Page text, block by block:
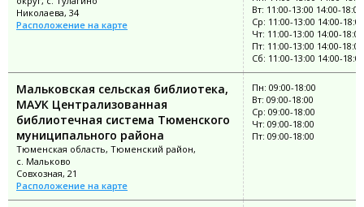
Николаева, 34
Расположение на карте
Вт: 11:00-13:00 14:00-18:00
Ср: 11:00-13:00 14:00-18:00
Чт: 11:00-13:00 14:00-18:00
Пт: 11:00-13:00 14:00-18:00
Сб: 11:00-13:00 14:00-18:00
Мальковская сельская библиотека,
МАУК Централизованная
библиотечная система Тюменского
муниципального района
Тюменская область, Тюменский район,
с. Мальково
Совхозная, 21
Расположение на карте
Пн: 09:00-18:00
Вт: 09:00-18:00
Ср: 09:00-18:00
Чт: 09:00-18:00
Пт: 09:00-18:00